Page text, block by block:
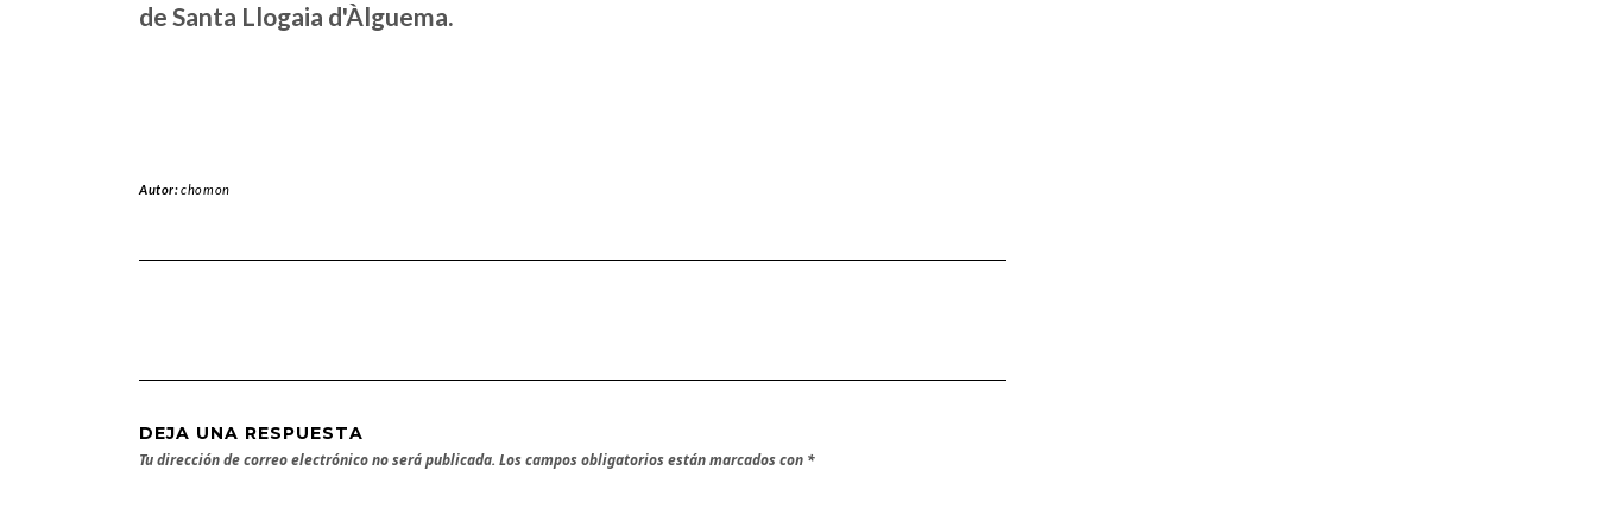
de Santa Llogaia d'Àlguema.
Autor:chomon
DEJA UNA RESPUESTA
Tu dirección de correo electrónico no será publicada. Los campos obligatorios están marcados con *